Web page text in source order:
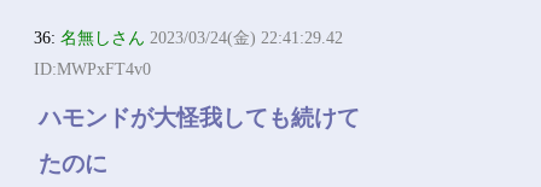
36:名無しさん 2023/03/24(金) 22:41:29.42
ID:MWPxFT4v0
ハモンドが大怪我しても続けて
たのに